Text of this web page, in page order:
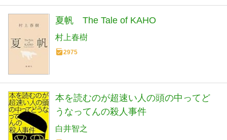
夏帆 The Tale of KAHO
村上春樹
2975
本を読むのが超速い人の頭の中ってど
うなってんの殺人事件
白井智之